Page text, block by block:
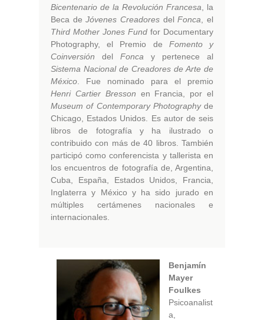
Bicentenario de la Revolución Francesa , la
Beca deJóvenes Creadores delFonca , el
Third Mother Jones Fund for Documentary
Photography, el Premio de Fomento y
Coinversión del Fonca y pertenece al
Sistema Nacional de Creadores de Arte de
México . Fue nominado para el premio
Henri Cartier Bresson en Francia, por el
Museum of Contemporary Photographyde
Chicago, Estados Unidos. Es autor de seis
libros de fotografía y ha ilustrado o
contribuido con más de 40 libros. También
participó como conferencista y tallerista en
los encuentros de fotografía de, Argentina,
Cuba, España, Estados Unidos, Francia,
Inglaterra y México y ha sido jurado en
múltiples certámenes nacionales e
internacionales.
Benjamín
Mayer
Foulkes
Psicoanalist
a,